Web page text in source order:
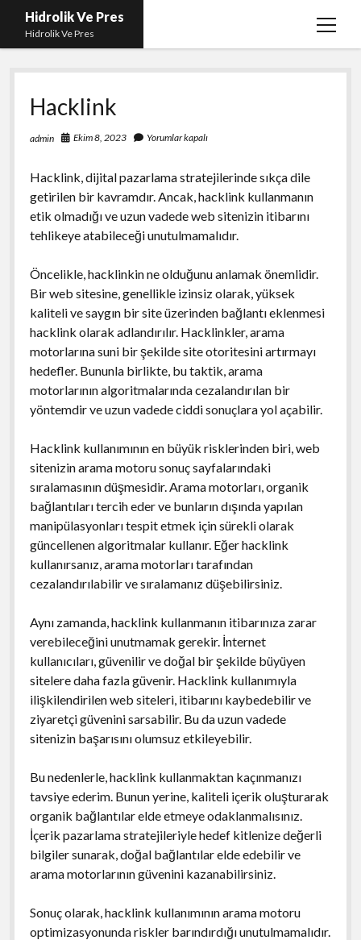
Hidrolik Ve Pres
Hidrolik Ve Pres
menüyü
Hacklink
admin Ekim 8, 2023 Yorumlar kapalı
Hacklink, dijital pazarlama stratejilerinde sıkça dile
getirilen bir kavramdır. Ancak, hacklink kullanmanın
etik olmadığı ve uzun vadede web sitenizin itibarını
tehlikeye atabileceği unutulmamalıdır.
Öncelikle, hacklinkin ne olduğunu anlamak önemlidir.
Bir web sitesine, genellikle izinsiz olarak, yüksek
kaliteli ve saygın bir site üzerinden bağlantı eklenmesi
hacklink olarak adlandırılır. Hacklinkler, arama
motorlarına suni bir şekilde site otoritesini artırmayı
hedefler. Bununla birlikte, bu taktik, arama
motorlarının algoritmalarında cezalandırılan bir
yöntemdir ve uzun vadede ciddi sonuçlara yol açabilir.
Hacklink kullanımının en büyük risklerinden biri, web
sitenizin arama motoru sonuç sayfalarındaki
sıralamasının düşmesidir. Arama motorları, organik
bağlantıları tercih eder ve bunların dışında yapılan
manipülasyonları tespit etmek için sürekli olarak
güncellenen algoritmalar kullanır. Eğer hacklink
kullanırsanız, arama motorları tarafından
cezalandırılabilir ve sıralamanız düşebilirsiniz.
Aynı zamanda, hacklink kullanmanın itibarınıza zarar
verebileceğini unutmamak gerekir. İnternet
kullanıcıları, güvenilir ve doğal bir şekilde büyüyen
sitelere daha fazla güvenir. Hacklink kullanımıyla
ilişkilendirilen web siteleri, itibarını kaybedebilir ve
ziyaretçi güvenini sarsabilir. Bu da uzun vadede
sitenizin başarısını olumsuz etkileyebilir.
Bu nedenlerle, hacklink kullanmaktan kaçınmanızı
tavsiye ederim. Bunun yerine, kaliteli içerik oluşturarak
organik bağlantılar elde etmeye odaklanmalısınız.
İçerik pazarlama stratejileriyle hedef kitlenize değerli
bilgiler sunarak, doğal bağlantılar elde edebilir ve
arama motorlarının güvenini kazanabilirsiniz.
Sonuç olarak, hacklink kullanımının arama motoru
optimizasyonunda riskler barındırdığı unutulmamalıdır.